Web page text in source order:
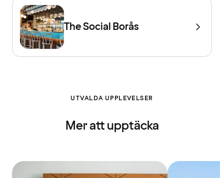
The Social Borås
UTVALDA UPPLEVELSER
Mer att upptäcka